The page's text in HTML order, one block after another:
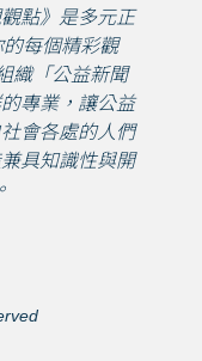
點》是多元正
每個精彩觀
織「公益新聞
專業，讓公益
會各處的人們
具知識性與開